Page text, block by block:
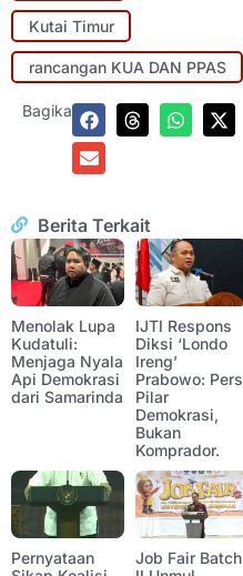
Kutai Timur
rancangan KUA DAN PPAS
Bagikan:
Berita Terkait
Menolak Lupa
Kudatuli:
Menjaga Nyala
Api Demokrasi
dari Samarinda
IJTI Respons
Diksi ‘Londo
Ireng’
Prabowo: Pers
Pilar
Demokrasi,
Bukan
Komprador.
Pernyataan
Job Fair Batch